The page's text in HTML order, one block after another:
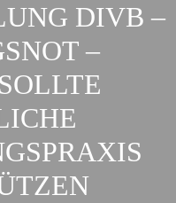
DIVB –
–